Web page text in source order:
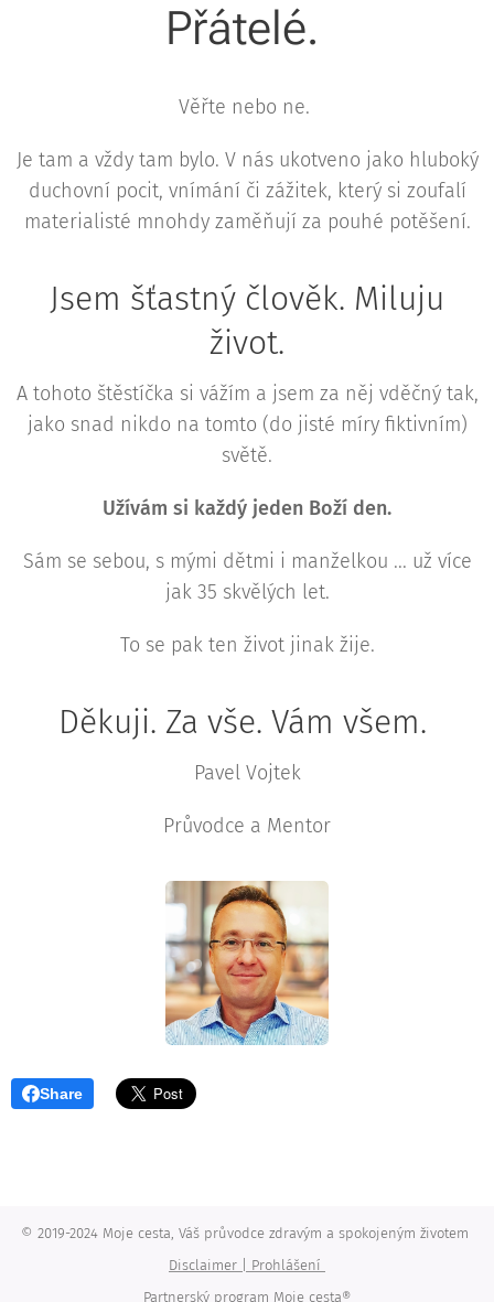
Přátelé.
Věřte nebo ne.
Je tam a vždy tam bylo. V nás ukotveno jako hluboký
duchovní pocit, vnímání či zážitek, který si zoufalí
materialisté mnohdy zaměňují za pouhé potěšení.
Jsem šťastný člověk. Miluju
život.
A tohoto štěstíčka si vážím a jsem za něj vděčný tak,
jako snad nikdo na tomto (do jisté míry fiktivním)
světě.
Užívám si každý jeden Boží den.
Sám se sebou, s mými dětmi i manželkou ... už více
jak 35 skvělých let.
To se pak ten život jinak žije.
Děkuji. Za vše. Vám všem.
Pavel Vojtek
Průvodce a Mentor
Share
© 2019-2024 Moje cesta, Váš průvodce zdravým a spokojeným životem
Disclaimer | Prohlášení
Partnerský program Moje cesta®